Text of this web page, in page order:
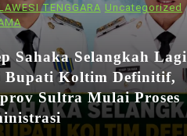
TENGGARA Uncategorized
Sahaka Selangkah Lagi
Bupati Koltim Definitif,
Sultra Mulai Proses